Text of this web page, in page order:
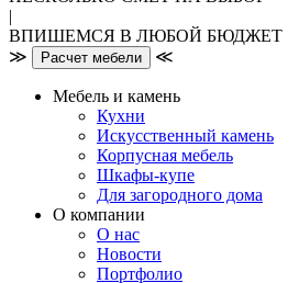
|
ВПИШЕМСЯ В ЛЮБОЙ БЮДЖЕТ
≫
Расчет мебели ≪
Мебель и камень
Кухни
Искусственный камень
Корпусная мебель
Шкафы-купе
Для загородного дома
О компании
О нас
Новости
Портфолио